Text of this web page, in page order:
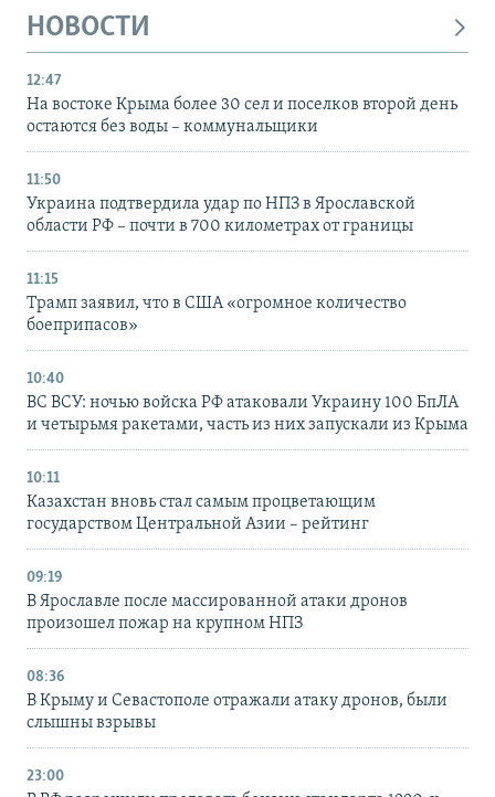
НОВОСТИ
12:47
На востоке Крыма более 30 сел и поселков второй день
остаются без воды – коммунальщики
11:50
Украина подтвердила удар по НПЗ в Ярославской
области РФ – почти в 700 километрах от границы
11:15
Трамп заявил, что в США «огромное количество
боеприпасов»
10:40
ВС ВСУ: ночью войска РФ атаковали Украину 100 БпЛА
и четырьмя ракетами, часть из них запускали из Крыма
10:11
Казахстан вновь стал самым процветающим
государством Центральной Азии – рейтинг
09:19
В Ярославле после массированной атаки дронов
произошел пожар на крупном НПЗ
08:36
В Крыму и Севастополе отражали атаку дронов, были
слышны взрывы
23:00